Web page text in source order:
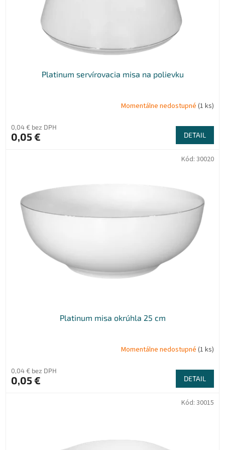
Platinum servírovacia misa na polievku
Momentálne nedostupné (1 ks)
0,04 € bez DPH
0,05 € DETAIL
Platinum misa okrúhla 25 cm
Momentálne nedostupné (1 ks)
0,04 € bez DPH
0,05 € DETAIL
Kód: 30020
Kód: 30015